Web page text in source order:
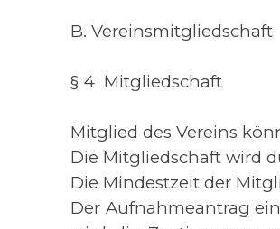
B. Vereinsmitgliedschaft
§ 4 Mitgliedschaft
Mitglied des Vereins
Die Mitgliedschaft wird
Die Mindestzeit der
Der Aufnahmeantrag